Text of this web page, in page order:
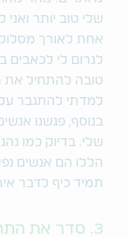
שלי טוב יותר
אחת לאורך מסלול
לגרום לי לכאבים
טובה להתחיל את
למדתי להתגבר על
בנוסף, פגשנו
שלי. בדיוק כמו
הללו הם אנשים
תמיד כיף לדבר
3. סדר את התרופות שלך.